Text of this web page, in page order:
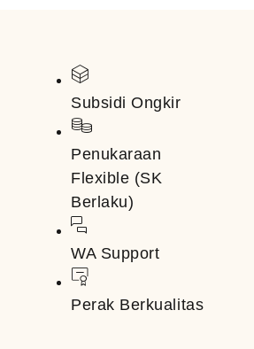
Subsidi Ongkir
Penukaraan
Flexible (SK
Berlaku)
WA Support
Perak Berkualitas